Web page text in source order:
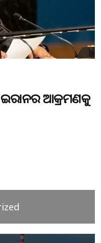
ଆକ୍ରମଣକୁ